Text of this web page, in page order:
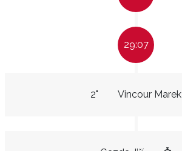
29:07
Vincour Marek
2"